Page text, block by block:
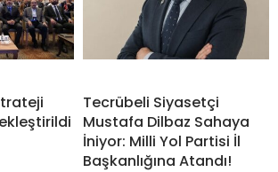
Tecrübeli Siyasetçi
Mustafa Dilbaz Sahaya
İniyor: Milli Yol Partisi İl
Başkanlığına Atandı!